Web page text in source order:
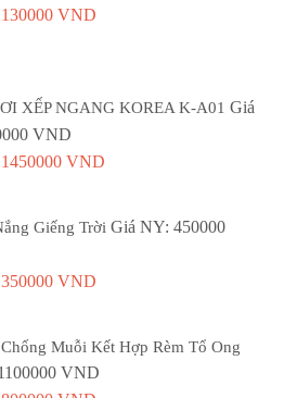
VND
XẾP NGANG KOREA K-A01 Giá
VND
VND
Giếng Trời Giá NY: 450000
VND
Muỗi Kết Hợp Rèm Tổ Ong
VND